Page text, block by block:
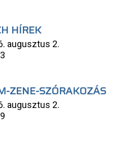
HÍREK
augusztus 2.
ZENE-SZÓRAKOZÁS
augusztus 2.